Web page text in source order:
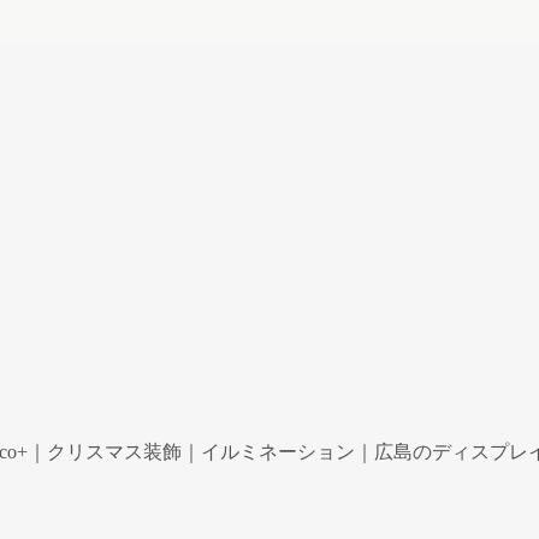
｜クリスマス装飾｜イルミネーション｜広島のディスプレ